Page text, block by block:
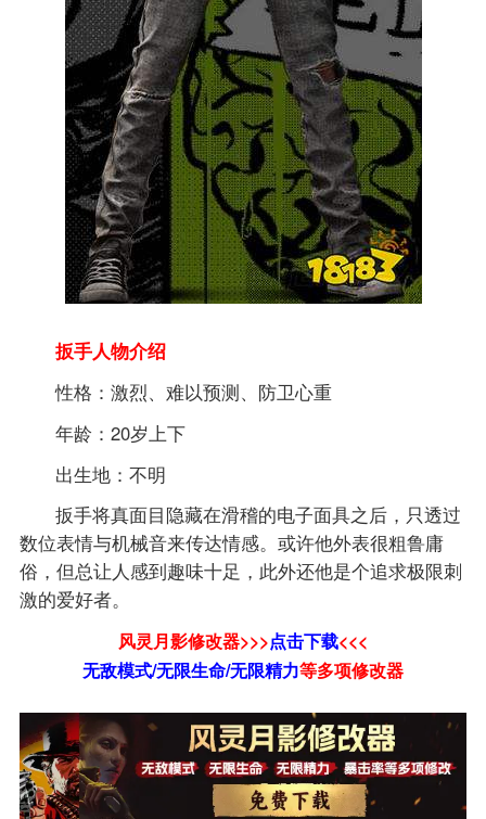
扳手人物介绍
性格：激烈、难以预测、防卫心重
年龄：20岁上下
出生地：不明
扳手将真面目隐藏在滑稽的电子面具之后，只透过
数位表情与机械音来传达情感。或许他外表很粗鲁庸
俗，但总让人感到趣味十足，此外还他是个追求极限刺
激的爱好者。
风灵月影修改器>>>点击下载<<<
无敌模式/无限生命/无限精力等多项修改器